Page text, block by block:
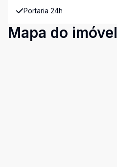
Portaria 24h
Mapa do imóvel